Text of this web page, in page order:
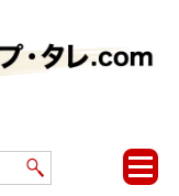
toggle